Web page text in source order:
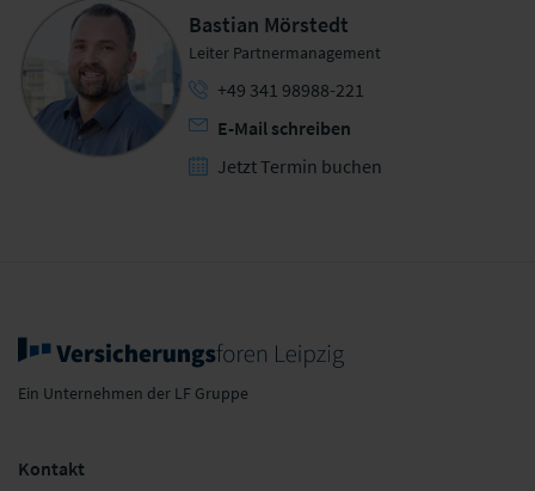
Bastian Mörstedt
Leiter Partnermanagement
+49 341 98988-221
E-Mail schreiben
Jetzt Termin buchen
Ein Unternehmen der LF Gruppe
Kontakt